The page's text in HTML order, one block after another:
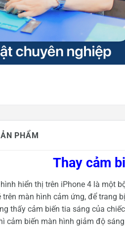
PHẨM
Thay cảm
hiển thị trên iPhone 4 là một
màn hình cảm ứng, để trang
thấy cảm biến tia sáng của
cảm biến màn hình giảm độ